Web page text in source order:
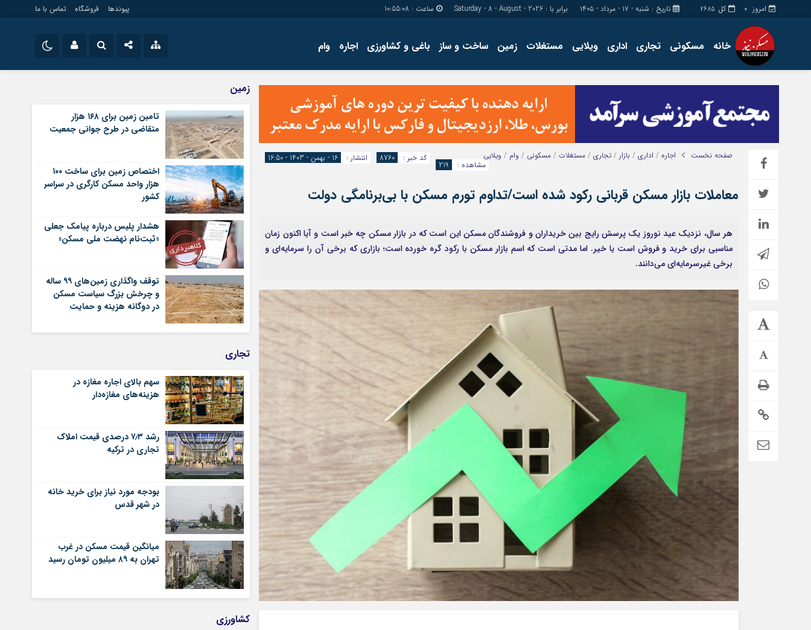
کل 2685 امروز 0 تاریخ : شنبه - ۱۷ - مرداد - ۱۴۰۵ برابر با : Saturday - 8 - August - 2026 ساعت : 10:55:09 پیوندها فروشگاه تماس با ما
خانه مسکونی تجاری اداری ویلایی مستغلات زمین ساخت و ساز باغی و کشاورزی اجاره وام
سروش
ایتا
آپارات
اپلیکیشن
رمز عبور
مرا به خاطر بسپار
اداری
تجاری
ساخت و ساز
چند رسانه
گالری فیلم
گالری عکس
حساب مشتری
دسترسی سریع
تماس با ما
پیوندهای سایت
سبد خريد
برگه دو ستونه
پیوندها
گروه اجتماعی
گروه اقتصاد
گروه فرهنگ
تجاری
زمین
ساخت و ساز
صفحه نخست اجاره / اداری / بازار / تجاری / مستغلات / مسکونی / وام / ویلایی انتشار : 16 - بهمن - 1403 - 16:50 کد خبر : 8760
مشاهده : 219
معاملات بازار مسکن قربانی رکود شده است/تداوم تورم مسکن با بی‌برنامگی دولت
هر سال، نزدیک عید نوروز یک پرسش رایج بین خریداران و فروشندگان مسکن این است که در بازار مسکن چه خبر است و آیا اکنون زمان
مناسبی برای خرید و فروش است یا خیر. اما مدتی است که اسم بازار مسکن با رکود گره خورده است؛ بازاری که برخی آن را سرمایه‌ای و
برخی غیرسرمایه‌ای می‌دانند.
زمین
تامین زمین برای ۱۶۸ هزار
متقاضی در طرح جوانی جمعیت
اختصاص زمین برای ساخت ۱۰۰
هزار واحد مسکن کارگری در سراسر
کشور
هشدار پلیس درباره پیامک جعلی
«ثبت‌نام نهضت ملی مسکن»
توقف واگذاری زمین‌های ۹۹ ساله
و چرخش بزرگ سیاست مسکن
در دوگانه هزینه و حمایت
تجاری
سهم بالای اجاره‌‌ مغازه در
هزینه‌‌های مغازه‌‌دار
رشد ۷٫۳ درصدی قیمت‌ املاک
تجاری در ترکیه
بودجه مورد نیاز برای خرید خانه
در شهر قدس
میانگین قیمت مسکن در غرب
تهران به ۸۹ میلیون تومان رسید
کشاورزی